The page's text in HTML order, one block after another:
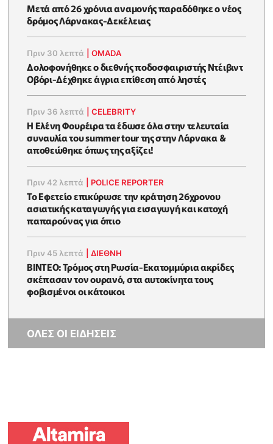
Μετά από 26 χρόνια αναμονής παραδόθηκε ο νέος
δρόμος Λάρνακας-Δεκέλειας
Πριν 30 λεπτά |OMADA
Δολοφονήθηκε o διεθνής ποδοσφαιριστής Ντέιβιντ
Οβόρι-Δέχθηκε άγρια επίθεση από ληστές
Πριν 36 λεπτά |CELEBRITY
Η Ελένη Φουρέιρα τα έδωσε όλα στην τελευταία
συναυλία του summer tour της στην Λάρνακα &
αποθεώθηκε όπως της αξίζει!
Πριν 42 λεπτά POLICE REPORTER
Το Εφετείο επικύρωσε την κράτηση 26χρονου
ασιατικής καταγωγής για εισαγωγή και κατοχή
παπαρούνας για όπιο
Πριν 45 λεπτά |ΔΙΕΘΝΗ
ΒΙΝΤΕΟ: Τρόμος στη Ρωσία-Εκατομμύρια ακρίδες
σκέπασαν τον ουρανό, στα αυτοκίνητα τους
φοβισμένοι οι κάτοικοι
ΟΛΕΣ ΟΙ ΕΙΔΗΣΕΙΣ